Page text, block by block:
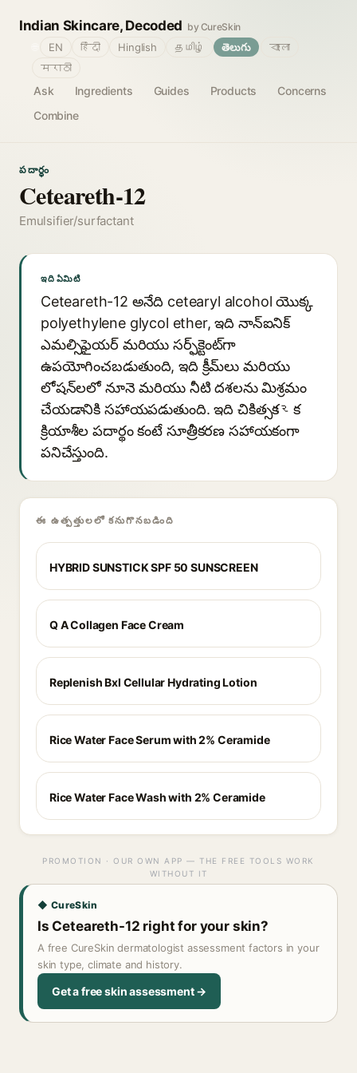
Indian Skincare, Decoded by CureSkin
Ask Ingredients Guides Products
Concerns
Combine
EN हिंदी Hinglish தமிழ் తెలుగు
বাংলা
मराठी
పదార్థం
Ceteareth-12
Emulsifier/surfactant
ఇది ఏమిటి
Ceteareth-12 అనేది cetearyl alcohol యొక్క
polyethylene glycol ether, ఇది నాన్‌ఐనిక్
ఎమల్సిఫైయర్ మరియు సర్ఫ్‌క్టెంట్‌గా
ఉపయోగించబడుతుంది, ఇది క్రీమ్‌లు మరియు
లోషన్‌లలో నూనె మరియు నీటి దశలను మిశ్రమం
చేయడానికి సహాయపడుతుంది. ఇది చికిత్సకારక
క్రియాశీల పదార్థం కంటే సూత్రీకరణ సహాయకంగా
పనిచేస్తుంది.
ఈ ఉత్పత్తులలో కనుగొనబడింది
HYBRID SUNSTICK SPF 50 SUNSCREEN
Q A Collagen Face Cream
Replenish Bxl Cellular Hydrating Lotion
Rice Water Face Serum with 2% Ceramide
Rice Water Face Wash with 2% Ceramide
PROMOTION · OUR OWN APP — THE FREE TOOLS WORK
WITHOUT IT
◆ CureSkin
Is Ceteareth-12 right for your skin?
A free CureSkin dermatologist assessment factors in your
skin type, climate and history.
Get a free skin assessment →